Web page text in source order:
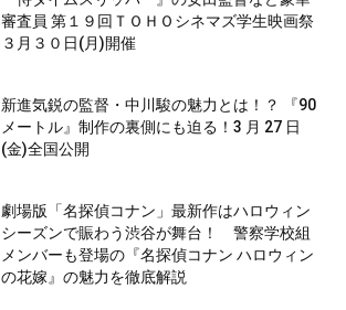
審査員 第１９回ＴＯＨＯシネマズ学生映画祭
３月３０日(月)開催
新進気鋭の監督・中川駿の魅力とは！？ 『90
メートル』制作の裏側にも迫る！3 月 27 日
(金)全国公開
劇場版「名探偵コナン」最新作はハロウィン
シーズンで賑わう渋谷が舞台！ 警察学校組
メンバーも登場の『名探偵コナン ハロウィン
の花嫁』の魅力を徹底解説